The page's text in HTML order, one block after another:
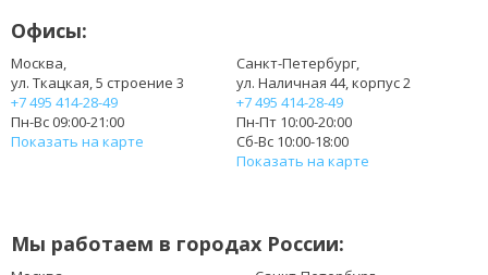
UM08B75
UMO8A31
Офисы:
Москва,
ул. Ткацкая, 5 строение 3
+7 495 414-28-49
Пн-Вс 09:00-21:00
Показать на карте
Санкт-Петербург,
ул. Наличная 44, корпус 2
+7 495 414-28-49
Пн-Пт 10:00-20:00
Сб-Вс 10:00-18:00
Показать на карте
Мы работаем в городах России: